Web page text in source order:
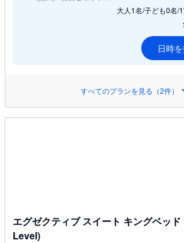
大人1名/子ども0名/
日時
すべてのプランを見る（2件）
エグゼクティブ スイート キングベッ
Level)